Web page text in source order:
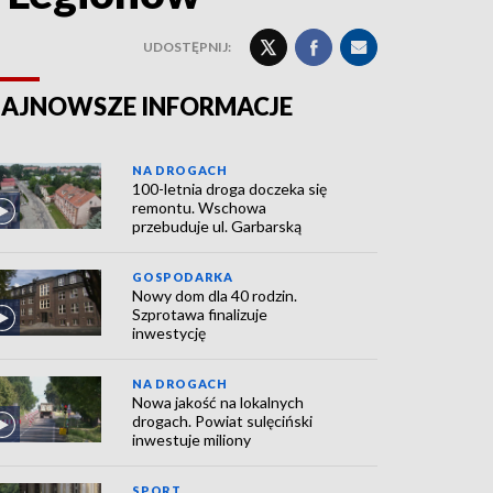
UDOSTĘPNIJ:
INFORMACJE
NA DROGACH
100-letnia droga doczeka się
remontu. Wschowa
przebuduje ul. Garbarską
GOSPODARKA
Nowy dom dla 40 rodzin.
Szprotawa finalizuje
inwestycję
NA DROGACH
Nowa jakość na lokalnych
drogach. Powiat sulęciński
inwestuje miliony